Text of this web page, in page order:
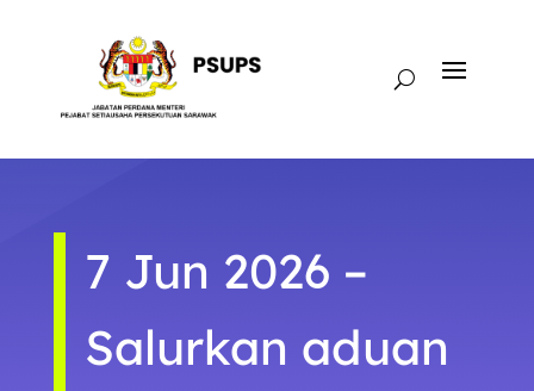
7 Jun 2026 –
Salurkan aduan